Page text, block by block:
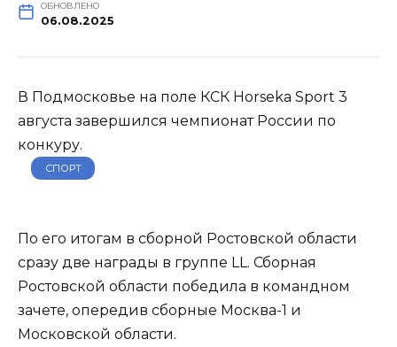
ОБНОВЛЕНО
06.08.2025
В Подмосковье на поле КСК Horseka Sport 3
августа завершился чемпионат России по
конкуру.
СПОРТ
По его итогам в сборной Ростовской области
сразу две награды в группе LL. Сборная
Ростовской области победила в командном
зачете, опередив сборные Москва-1 и
Московской области.